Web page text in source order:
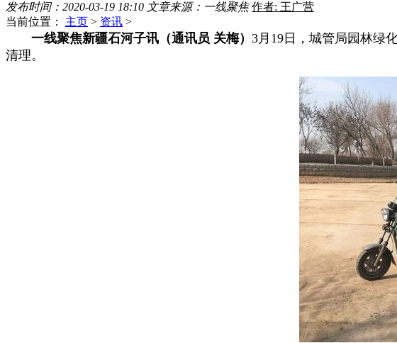
发布时间：2020-03-19 18:10 文章来源：一线聚焦 作者: 王广营
当前位置： 主页 > 资讯 >
一线聚焦新疆石河子讯（通讯员 关梅） 3月19日，城管局园林绿
清理。